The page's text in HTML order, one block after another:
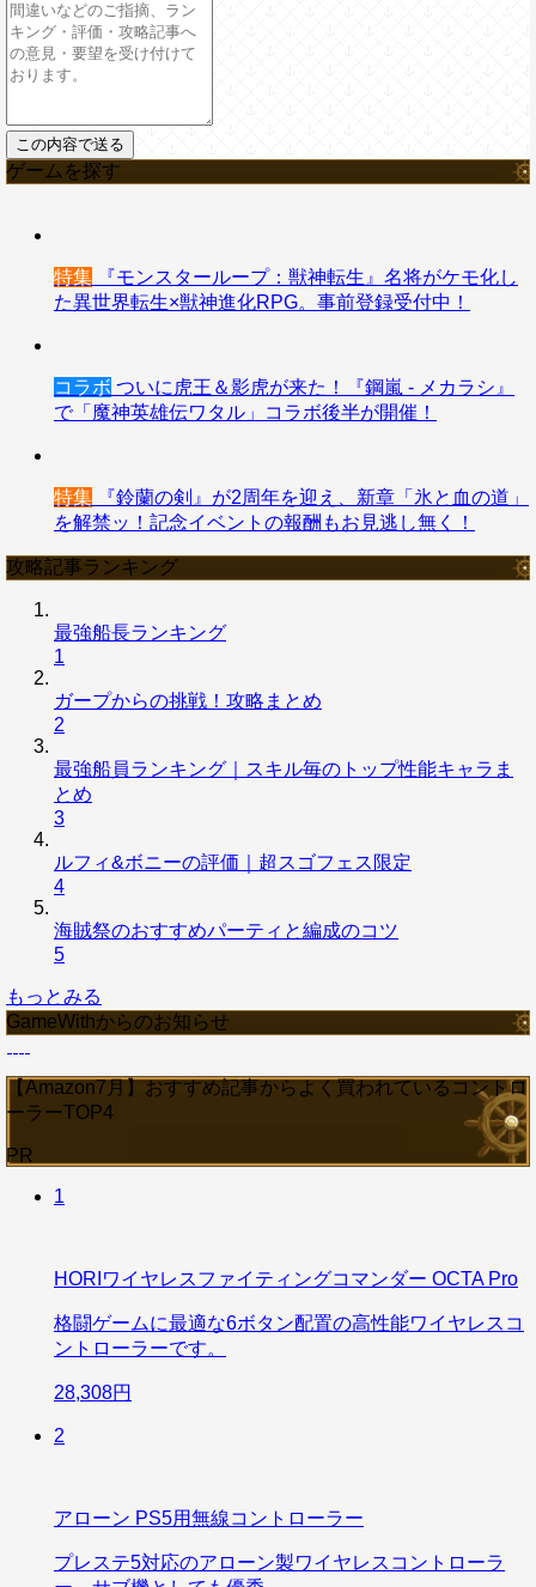
ゲームを探す
特集 『モンスターループ：獣神転生』名将がケモ化し
た異世界転生×獣神進化RPG。事前登録受付中！
コラボ ついに虎王＆影虎が来た！『鋼嵐 - メカラシ』
で「魔神英雄伝ワタル」コラボ後半が開催！
特集 『鈴蘭の剣』が2周年を迎え、新章「氷と血の道」
を解禁ッ！記念イベントの報酬もお見逃し無く！
攻略記事ランキング
最強船長ランキング
1
ガープからの挑戦！攻略まとめ
2
最強船員ランキング｜スキル毎のトップ性能キャラま
とめ
3
ルフィ&ボニーの評価｜超スゴフェス限定
4
海賊祭のおすすめパーティと編成のコツ
5
もっとみる
GameWithからのお知らせ
【Amazon7月】おすすめ記事からよく買われているコントロ
ーラーTOP4
PR
1
HORIワイヤレスファイティングコマンダー OCTA Pro
格闘ゲームに最適な6ボタン配置の高性能ワイヤレスコ
ントローラーです。
28,308円
2
アローン PS5用無線コントローラー
プレステ5対応のアローン製ワイヤレスコントローラ